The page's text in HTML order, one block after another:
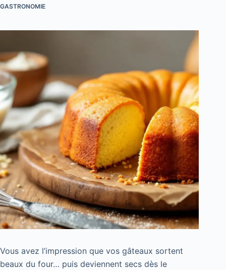
GASTRONOMIE
Vous avez l’impression que vos gâteaux sortent
beaux du four… puis deviennent secs dès le